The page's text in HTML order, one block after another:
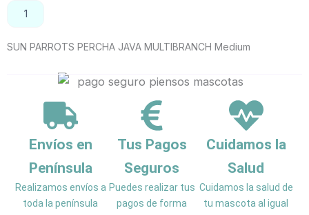
PARROTS
JAVA
SUN PARROTS PERCHA JAVA MULTIBRANCH Medium
Envíos en
Península
Realizamos envíos a
toda la península
Tus Pagos
Seguros
Puedes realizar tus
pagos de forma
Cuidamos la
Salud
Cuidamos la salud de
tu mascota al igual